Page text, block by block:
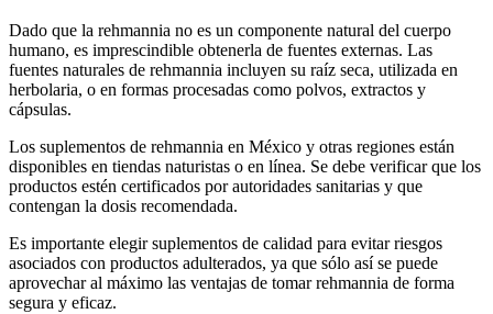
Dado que la rehmannia no es un componente natural del cuerpo
humano, es imprescindible obtenerla de fuentes externas. Las
fuentes naturales de rehmannia incluyen su raíz seca, utilizada en
herbolaria, o en formas procesadas como polvos, extractos y
cápsulas.
Los suplementos de rehmannia en México y otras regiones están
disponibles en tiendas naturistas o en línea. Se debe verificar que los
productos estén certificados por autoridades sanitarias y que
contengan la dosis recomendada.
Es importante elegir suplementos de calidad para evitar riesgos
asociados con productos adulterados, ya que sólo así se puede
aprovechar al máximo las ventajas de tomar rehmannia de forma
segura y eficaz.